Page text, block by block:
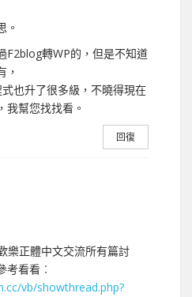
。
F2blog轉WP的，但是不知道
，
也升了很多級，不曉得現在
我幫您找找看。
回復
樂正體中文交流所有篇討
考看看︰
vb/showthread.php?